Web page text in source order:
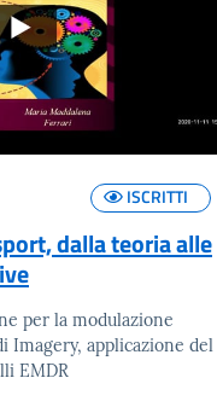
ISCRITTI
dalla teoria alle
per la modulazione
Imagery, applicazione del
EMDR